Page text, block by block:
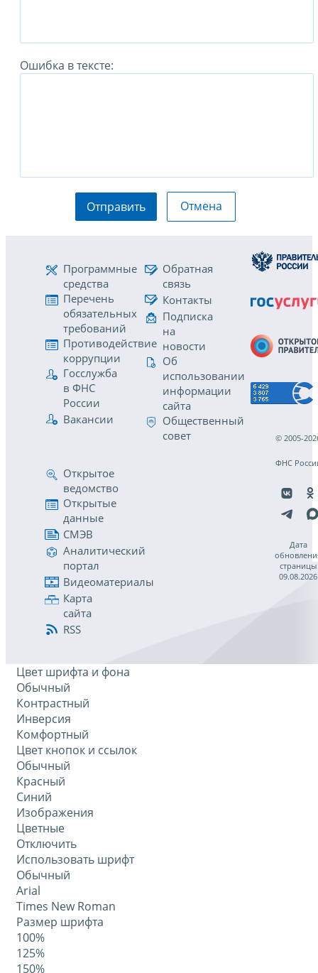
Ошибка в тексте:
Отправить Отмена
Программные
средства
Перечень
обязательных
требований
Противодействие
коррупции
Госслужба
в ФНС
России
Вакансии
Обратная
связь
Контакты
Подписка
на
новости
Об
использовании
информации
сайта
Общественный
совет
Открытое
ведомство
Открытые
данные
СМЭВ
Аналитический
портал
Видеоматериалы
Карта
сайта
RSS
© 2005-
ФНС
Дата
страницы
09.08.2026
Цвет шрифта и фона
Обычный
Контрастный
Инверсия
Комфортный
Цвет кнопок и ссылок
Обычный
Красный
Синий
Изображения
Цветные
Отключить
Использовать шрифт
Обычный
Arial
Times New Roman
Размер шрифта
100%
125%
150%